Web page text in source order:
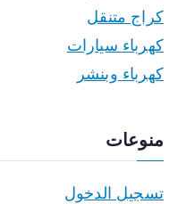
كراج متنقل
كهرباء سيارات
كهرباء وبنشر
منوعات
تسجيل الدخول